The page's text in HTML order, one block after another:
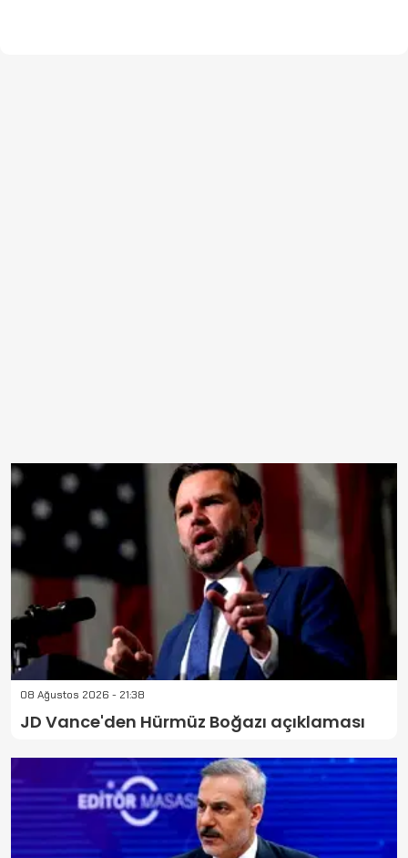
08 Ağustos 2026 - 21:38
JD Vance'den Hürmüz Boğazı açıklaması